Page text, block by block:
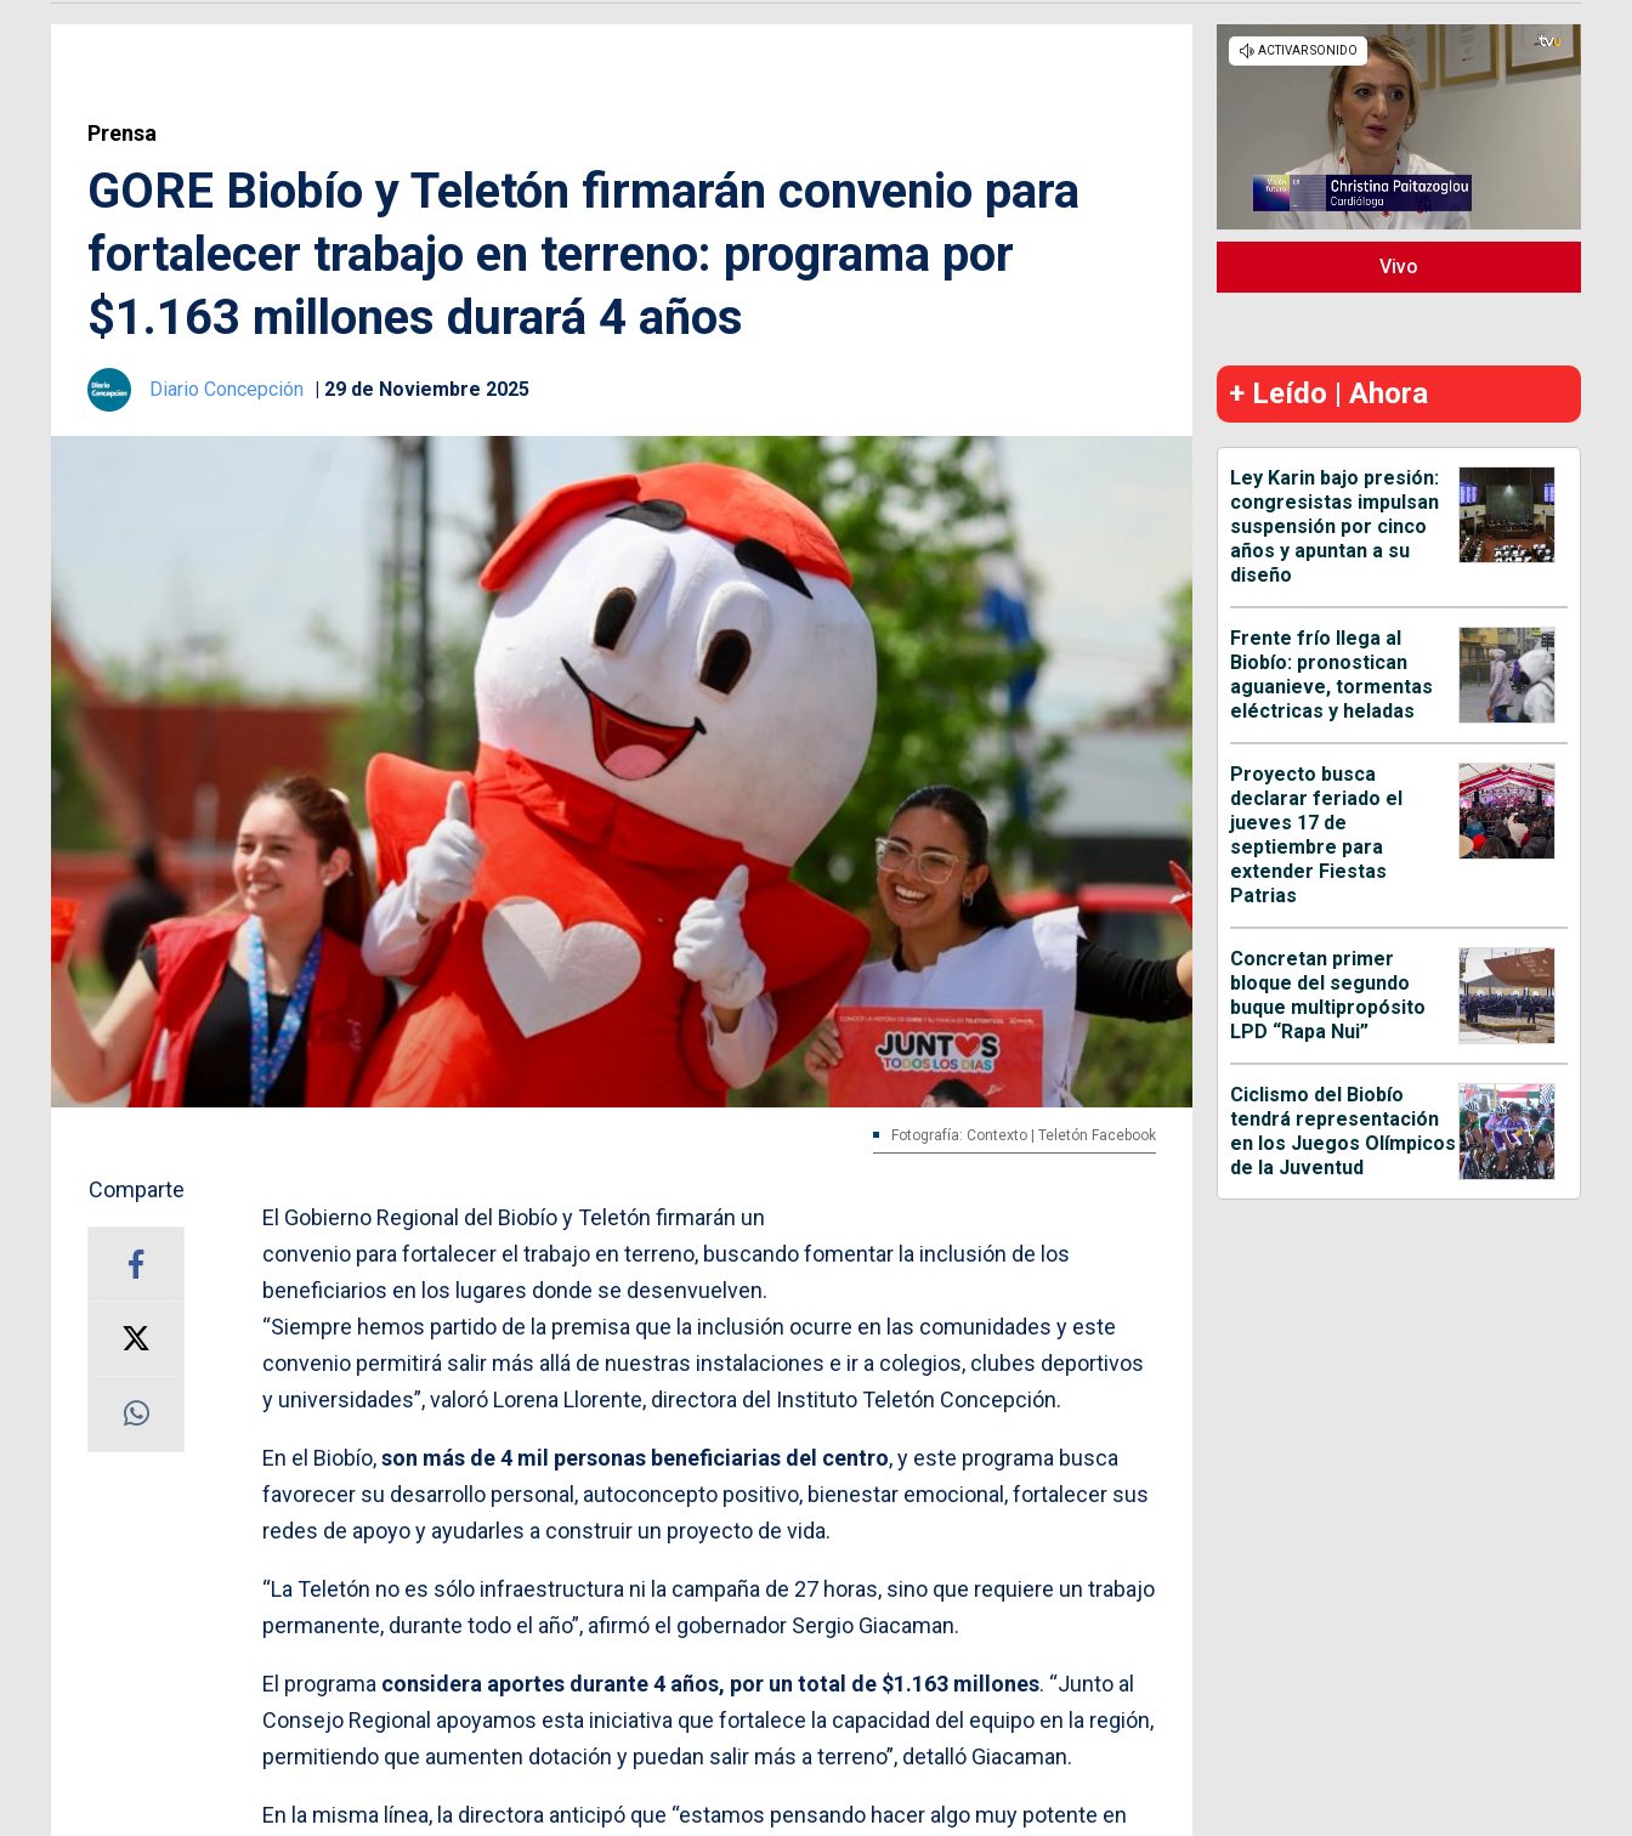
Prensa
GORE Biobío y Teletón firmarán convenio para
fortalecer trabajo en terreno: programa por
$1.163 millones durará 4 años
Diario Concepción 29 de Noviembre 2025
Fotografía: Contexto | Teletón Facebook
Comparte
El Gobierno Regional del Biobío y Teletón firmarán un
convenio para fortalecer el trabajo en terreno, buscando fomentar la inclusión de los
beneficiarios en los lugares donde se desenvuelven.
“Siempre hemos partido de la premisa que la inclusión ocurre en las comunidades y este
convenio permitirá salir más allá de nuestras instalaciones e ir a colegios, clubes deportivos
y universidades”, valoró Lorena Llorente, directora del Instituto Teletón Concepción.
En el Biobío,son más de 4 mil personas beneficiarias del centro, y este programa busca
favorecer su desarrollo personal, autoconcepto positivo, bienestar emocional, fortalecer sus
redes de apoyo y ayudarles a construir un proyecto de vida.
“La Teletón no es sólo infraestructura ni la campaña de 27 horas, sino que requiere un trabajo
permanente, durante todo el año”, afirmó el gobernador Sergio Giacaman.
El programa considera aportes durante 4 años, por un total de $1.163 millones. “Junto al
Consejo Regional apoyamos esta iniciativa que fortalece la capacidad del equipo en la región,
permitiendo que aumenten dotación y puedan salir más a terreno”, detalló Giacaman.
En la misma línea, la directora anticipó que “estamos pensando hacer algo muy potente en
Vivo
+ Leído | Ahora
Ley Karin bajo presión:
congresistas impulsan
suspensión por cinco
años y apuntan a su
diseño
Frente frío llega al
Biobío: pronostican
aguanieve, tormentas
eléctricas y heladas
Proyecto busca
declarar feriado el
jueves 17 de
septiembre para
extender Fiestas
Patrias
Concretan primer
bloque del segundo
buque multipropósito
LPD “Rapa Nui”
Ciclismo del Biobío
tendrá representación
en los Juegos Olímpicos
de la Juventud